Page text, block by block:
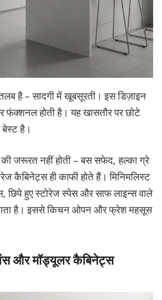
है – सादगी में खूबसूरती। इस डिज़ाइन
फंक्शनल होती है। यह खासतौर पर छोटे
है।
की जरूरत नहीं होती – बस सफेद, हल्का ग्रे
कैबिनेट्स ही काफी होते हैं। मिनिमलिस्ट
छिपे हुए स्टोरेज स्पेस और साफ लाइन्स वाले
जाता है। इससे किचन ओपन और फ्रेश महसूस
और मॉड्यूलर कैबिनेट्स